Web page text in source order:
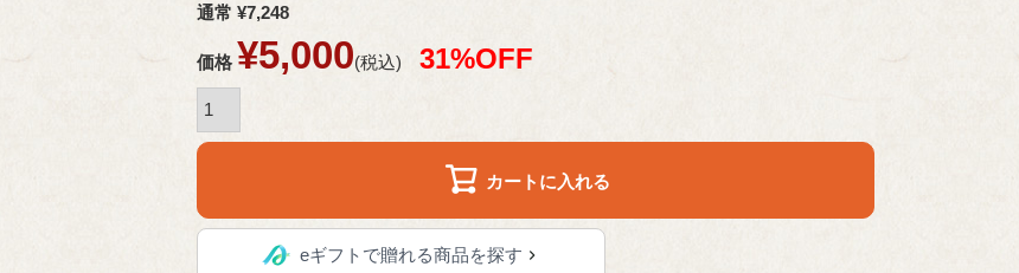
通常 ¥7,248
価格 ¥5,000 税込 31%OFF
カートに入れる
eギフトで贈れる商品を探す